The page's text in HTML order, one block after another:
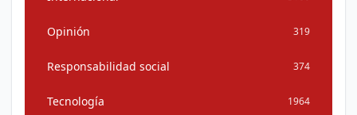
Opinión 319
Responsabilidad social 374
Tecnología 1964